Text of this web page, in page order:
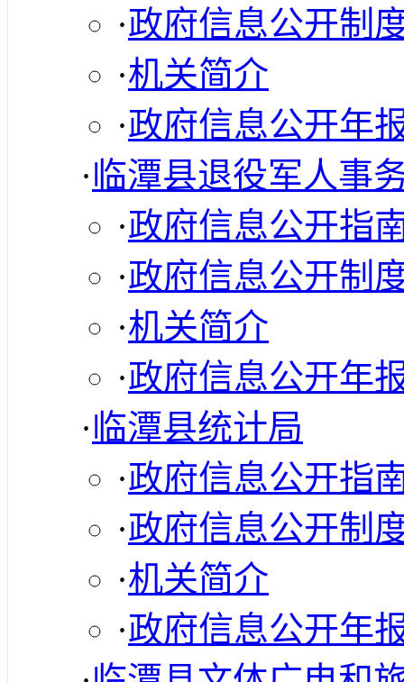
·政府信息公开制
·机关简介
·政府信息公开年
·临潭县退役军人事
·政府信息公开指
·政府信息公开制
·机关简介
·政府信息公开年
·临潭县统计局
·政府信息公开指
·政府信息公开制
·机关简介
·政府信息公开年